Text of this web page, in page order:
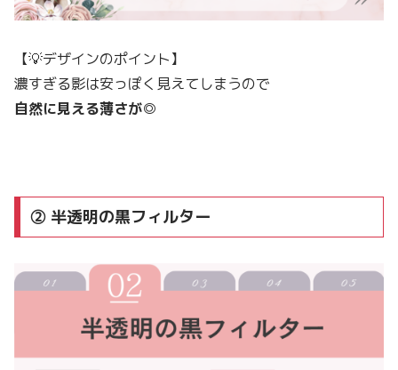
【💡デザインのポイント】
濃すぎる影は安っぽく見えてしまうので
自然に見える薄さが◎
② 半透明の黒フィルター